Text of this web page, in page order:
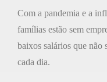
Com a pandemia e a
famílias estão sem
baixos salários que não
cada dia.